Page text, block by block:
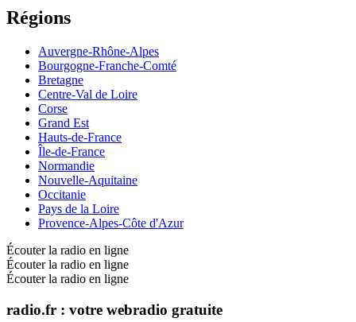
Régions
Auvergne-Rhône-Alpes
Bourgogne-Franche-Comté
Bretagne
Centre-Val de Loire
Corse
Grand Est
Hauts-de-France
Île-de-France
Normandie
Nouvelle-Aquitaine
Occitanie
Pays de la Loire
Provence-Alpes-Côte d'Azur
Écouter la radio en ligne
Écouter la radio en ligne
Écouter la radio en ligne
radio.fr : votre webradio gratuite